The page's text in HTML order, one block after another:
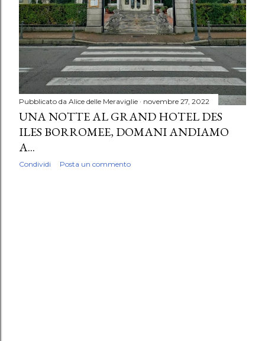
Pubblicato da Alice delle Meraviglie novembre 27, 2022
UNA NOTTE AL GRAND HOTEL DES
ILES BORROMEE, DOMANI ANDIAMO
A...
Condividi Posta un commento